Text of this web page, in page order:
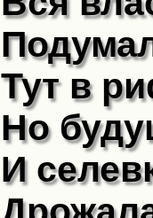
Тут в
Но
И